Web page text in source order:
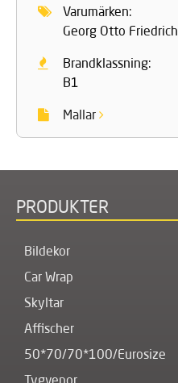
Varumärken:
Georg Otto Friedrich
Brandklassning:
B1
Mallar
PRODUKTER
Bildekor
Car Wrap
Skyltar
Affischer
50*70/70*100/Eurosize
Tygvepor